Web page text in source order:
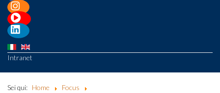
Intranet
Sei qui: Home
Focus